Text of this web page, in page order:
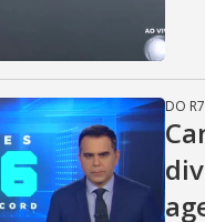
DO R7